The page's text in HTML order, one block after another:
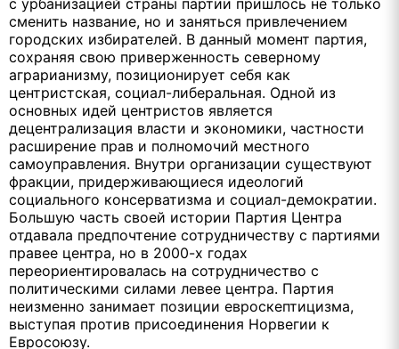
сменить название, но и заняться привлечением
городских избирателей. В данный момент партия,
сохраняя свою приверженность северному
аграрианизму, позиционирует себя как
центристская, социал-либеральная. Одной из
основных идей центристов является
децентрализация власти и экономики, частности
расширение прав и полномочий местного
самоуправления. Внутри организации существуют
фракции, придерживающиеся идеологий
социального консерватизма и социал-демократии.
Большую часть своей истории Партия Центра
отдавала предпочтение сотрудничеству с партиями
правее центра, но в 2000-х годах
переориентировалась на сотрудничество с
политическими силами левее центра. Партия
неизменно занимает позиции евроскептицизма,
выступая против присоединения Норвегии к
Евросоюзу.